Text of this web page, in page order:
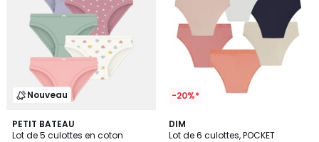
place
12,79
Nouveau
PETIT BATEAU
Lot de 5 culottes en coton
-20%*
DIM
Lot de 6 culottes, POCKET